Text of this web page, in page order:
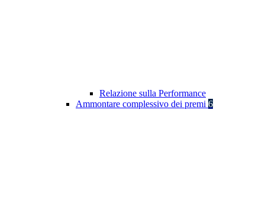
Relazione sulla Performance
Ammontare complessivo dei premi 6